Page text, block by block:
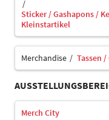
Sticker / Gashapons /
Kleinstartikel
Merchandise Tassen
Merch City